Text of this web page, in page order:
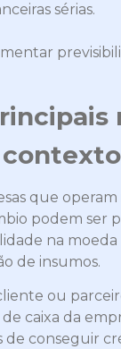
sérias.
contexto
que
podem ser
na
de insumos.
ou
caixa da
de conseguir